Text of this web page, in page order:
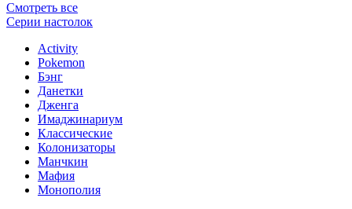
Смотреть все
Серии настолок
Activity
Pokemon
Бэнг
Данетки
Дженга
Имаджинариум
Классические
Колонизаторы
Манчкин
Мафия
Монополия